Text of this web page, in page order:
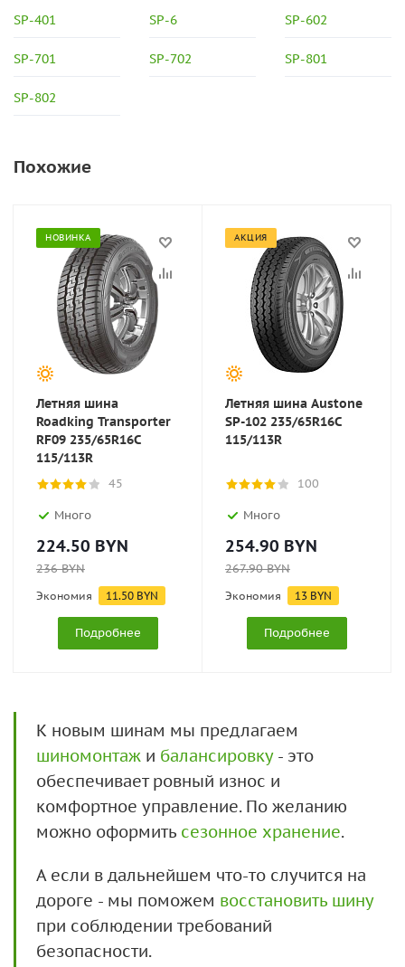
SP-401 SP-6 SP-602
SP-701 SP-702 SP-801
SP-802
Похожие
НОВИНКА
Летняя шина
Roadking Transporter
RF09 235/65R16C
115/113R
45
Много
224.50 BYN
236BYN
Экономия 11.50 BYN
Подробнее
АКЦИЯ
Летняя шина Austone
SP-102 235/65R16C
115/113R
100
Много
254.90 BYN
267.90BYN
Экономия 13 BYN
Подробнее
К новым шинам мы предлагаем
шиномонтаж и балансировку- это
обеспечивает ровный износ и
комфортное управление. По желанию
можно оформить сезонное хранение.
А если в дальнейшем что-то случится на
дороге - мы поможем восстановить шину
при соблюдении требований
безопасности.